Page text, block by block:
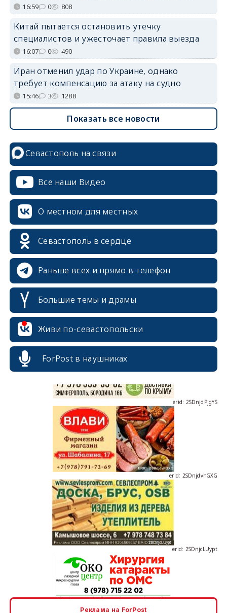
16:59 0 808
Китай пытается остановить утечку
специалистов и ужесточает правила выезда
16:07 0 490
Иран отменил удар по Украине, однако
требует компенсацию за атаку на судно
15:46 3 1288
Показать все новости
Севастополь на связи
Все наши Видео
О местном для местных
Севастополь в сердце
Раньше всех и прямо в телефон
Большие темы и драмы
Живи по-севастопольски
ForPost в наушниках
erid: 2SDnjcrDNw6
erid: 2SDnjdPjgYS
erid: 2SDnjdvhGXG
erid: 2SDnjcLUypt
Реклама на ForPost